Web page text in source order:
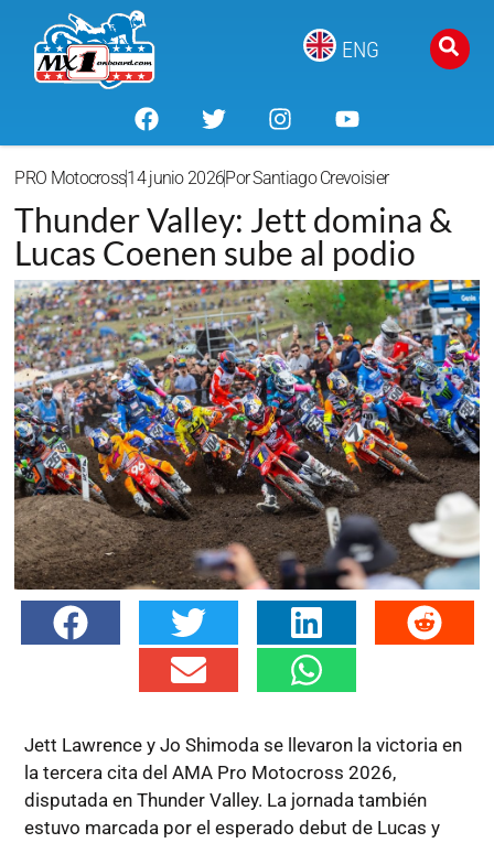
ENG
PRO Motocross14 junio 2026PorSantiago Crevoisier
Thunder Valley: Jett domina &
Lucas Coenen sube al podio
Jett Lawrence y Jo Shimoda se llevaron la victoria en
la tercera cita del AMA Pro Motocross 2026,
disputada en Thunder Valley. La jornada también
estuvo marcada por el esperado debut de Lucas y